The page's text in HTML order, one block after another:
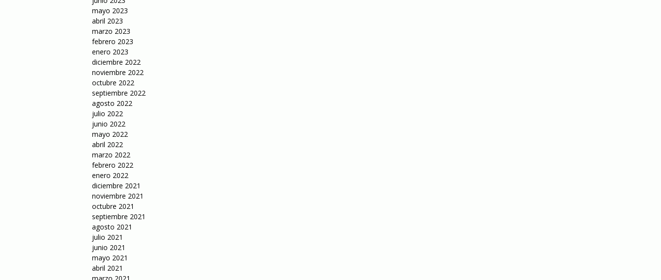
mayo 2023
abril 2023
marzo 2023
febrero 2023
enero 2023
diciembre 2022
noviembre 2022
octubre 2022
septiembre 2022
agosto 2022
julio 2022
junio 2022
mayo 2022
abril 2022
marzo 2022
febrero 2022
enero 2022
diciembre 2021
noviembre 2021
octubre 2021
septiembre 2021
agosto 2021
julio 2021
junio 2021
mayo 2021
abril 2021